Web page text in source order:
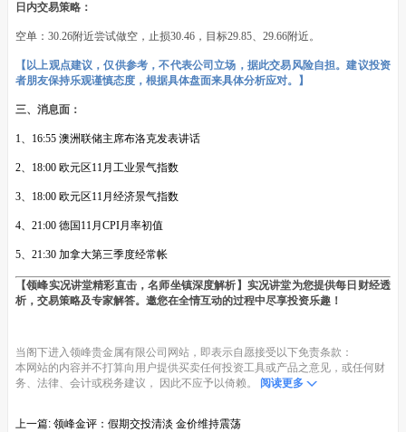
日内交易策略：
空单：30.26附近尝试做空，止损30.46，目标29.85、29.66附近。
【以上观点建议，仅供参考，不代表公司立场，据此交易风险自担。建议投资
者朋友保持乐观谨慎态度，根据具体盘面来具体分析应对。】
三、消息面：
1、16:55 澳洲联储主席布洛克发表讲话
2、18:00 欧元区11月工业景气指数
3、18:00 欧元区11月经济景气指数
4、21:00 德国11月CPI月率初值
5、21:30 加拿大第三季度经常帐
【领峰实况讲堂精彩直击，名师坐镇深度解析】实况讲堂为您提供每日财经透
析，交易策略及专家解答。邀您在全情互动的过程中尽享投资乐趣！
当阁下进入领峰贵金属有限公司网站，即表示自愿接受以下免责条款：
本网站的内容并不打算向用户提供买卖任何投资工具或产品之意见，或任何财
务、法律、会计或税务建议， 因此不应予以倚赖。 阅读更多
上一篇: 领峰金评：假期交投清淡 金价维持震荡